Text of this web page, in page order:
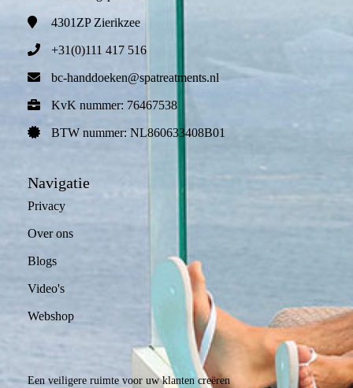
4301ZP Zierikzee
+31(0)111 417 516
bc-handdoeken@spatreatments.nl
KvK nummer: 76467538
BTW nummer: NL860633408B01
Navigatie
Privacy
Over ons
Blogs
Video's
Webshop
Een veiligere ruimte voor uw klanten creëren
Hierdoor